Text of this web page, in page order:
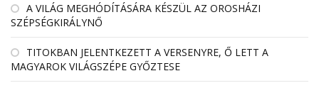
A VILÁG MEGHÓDÍTÁSÁRA KÉSZÜL AZ OROSHÁZI
SZÉPSÉGKIRÁLYNŐ
TITOKBAN JELENTKEZETT A VERSENYRE, Ő LETT A
MAGYAROK VILÁGSZÉPE GYŐZTESE